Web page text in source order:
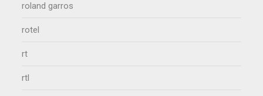
roland garros
rotel
rt
rtl